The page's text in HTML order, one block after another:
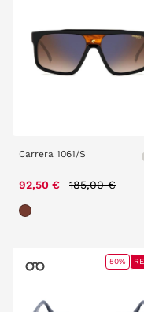
Carrera 1061/S
92,50 € Price
185,00 €
50%